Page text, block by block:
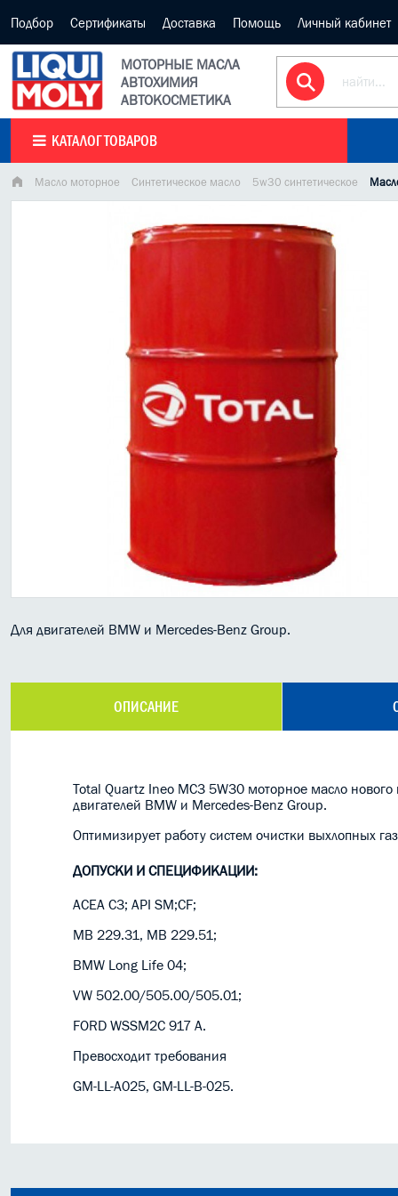
Подбор Сертификаты Доставка Помощь Личный кабинет
МОТОРНЫЕ МАСЛА
АВТОХИМИЯ
АВТОКОСМЕТИКА
КАТАЛОГ ТОВАРОВ
Масло моторное Синтетическое масло 5w30 синтетическое
Для двигателей BMW и Mercedes-Benz Group.
ОПИСАНИЕ
Total Quartz Ineo MC3 5W30 моторное масло нового
двигателей BMW и Mercedes-Benz Group.
Оптимизирует работу систем очистки выхлопных
ДОПУСКИ И СПЕЦИФИКАЦИИ:
ACEA C3; API SM;CF;
MB 229.31, MB 229.51;
BMW Long Life 04;
VW 502.00/505.00/505.01;
FORD WSSM2C 917 A.
Превосходит требования
GM-LL-A025, GM-LL-B-025.